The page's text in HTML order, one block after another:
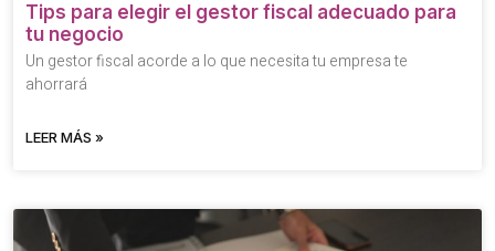
Tips para elegir el gestor fiscal adecuado para
tu negocio
Un gestor fiscal acorde a lo que necesita tu empresa te
ahorrará
LEER MÁS »